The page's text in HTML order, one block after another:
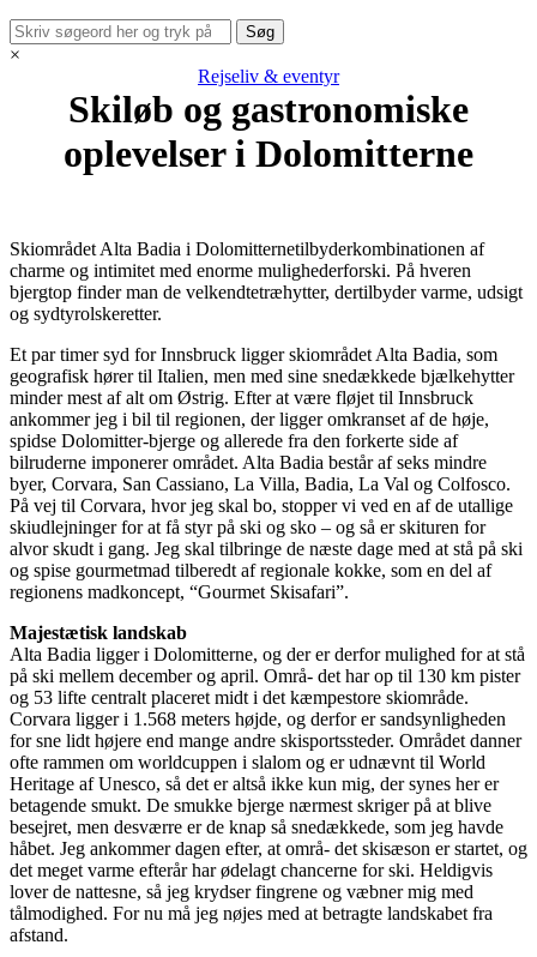
×
Rejseliv & eventyr
Skiløb og gastronomiske
oplevelser i Dolomitterne
Skiområdet Alta Badia i Dolomitternetilbyderkombinationen af
charme og intimitet med enorme mulighederforski. På hveren
bjergtop finder man de velkendtetræhytter, dertilbyder varme, udsigt
og sydtyrolskeretter.
Et par timer syd for Innsbruck ligger skiområdet Alta Badia, som
geografisk hører til Italien, men med sine snedækkede bjælkehytter
minder mest af alt om Østrig. Efter at være fløjet til Innsbruck
ankommer jeg i bil til regionen, der ligger omkranset af de høje,
spidse Dolomitter-bjerge og allerede fra den forkerte side af
bilruderne imponerer området. Alta Badia består af seks mindre
byer, Corvara, San Cassiano, La Villa, Badia, La Val og Colfosco.
På vej til Corvara, hvor jeg skal bo, stopper vi ved en af de utallige
skiudlejninger for at få styr på ski og sko – og så er skituren for
alvor skudt i gang. Jeg skal tilbringe de næste dage med at stå på ski
og spise gourmetmad tilberedt af regionale kokke, som en del af
regionens madkoncept, “Gourmet Skisafari”.
Majestætisk landskab
Alta Badia ligger i Dolomitterne, og der er derfor mulighed for at stå
på ski mellem december og april. Områ- det har op til 130 km pister
og 53 lifte centralt placeret midt i det kæmpestore skiområde.
Corvara ligger i 1.568 meters højde, og derfor er sandsynligheden
for sne lidt højere end mange andre skisportssteder. Området danner
ofte rammen om worldcuppen i slalom og er udnævnt til World
Heritage af Unesco, så det er altså ikke kun mig, der synes her er
betagende smukt. De smukke bjerge nærmest skriger på at blive
besejret, men desværre er de knap så snedækkede, som jeg havde
håbet. Jeg ankommer dagen efter, at områ- det skisæson er startet, og
det meget varme efterår har ødelagt chancerne for ski. Heldigvis
lover de nattesne, så jeg krydser fingrene og væbner mig med
tålmodighed. For nu må jeg nøjes med at betragte landskabet fra
afstand.